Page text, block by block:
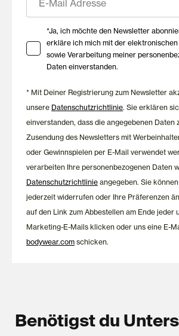
vorne
HUBER entwickelt Wäsche mit dem
kontinuierlich weiterzuentwickeln. Auch die
Neuheiten verbinden österreichische
Jahre hinweg Freude bereiten.
Ihre Zustimmung zu Marketing
*Ja, ich möchte den Newsletter
erkläre ich mich mit der elektronischen Speicherung
sowie Verarbeitung meiner
Daten einverstanden.
* Mit Deiner Registrierung zum Newsletter
unsere Datenschutzrichtlinie. Sie erklären
einverstanden, dass die angegebenen Daten
Zusendung des Newsletters mit
oder Gewinnspielen per E-Mail verwendet
verarbeiten Ihre personenbezogenen Daten
Datenschutzrichtlinie angegeben. Sie
jederzeit widerrufen oder Ihre Präferenzen
auf den Link zum Abbestellen am Ende jeder
Marketing-E-Mails klicken oder uns eine E-
bodywear.com schicken.
Benötigst du